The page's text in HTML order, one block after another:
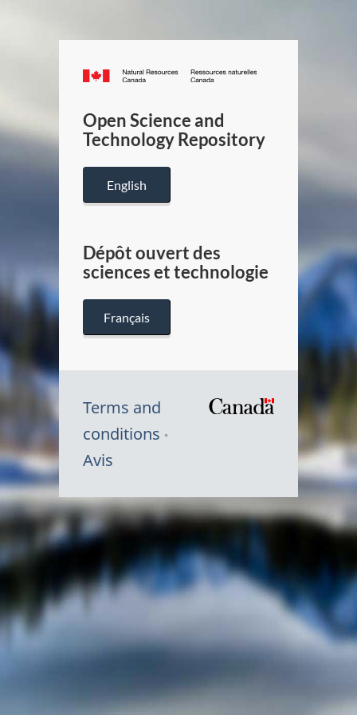
Canada.ca
/
Canada
Open Science and
Technology Repository
English
Dépôt ouvert des
sciences et technologie
Français
Terms and
conditions
Avis
Symbole
du
Canada